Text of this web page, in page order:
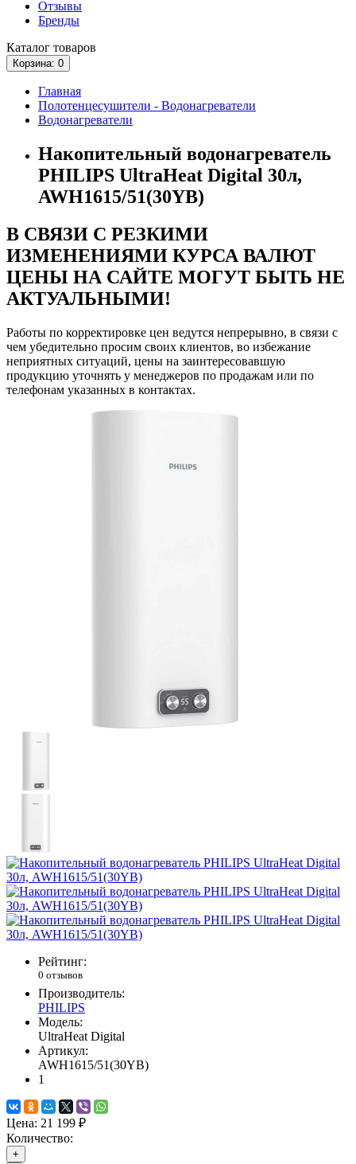
Отзывы
Бренды
Каталог товаров
Корзина: 0
Главная
Полотенцесушители - Водонагреватели
Водонагреватели
Накопительный водонагреватель
PHILIPS UltraHeat Digital 30л,
AWH1615/51(30YB)
В СВЯЗИ С РЕЗКИМИ
ИЗМЕНЕНИЯМИ КУРСА ВАЛЮТ
ЦЕНЫ НА САЙТЕ МОГУТ БЫТЬ НЕ
АКТУАЛЬНЫМИ!
Работы по корректировке цен ведутся непрерывно, в связи с
чем убедительно просим своих клиентов, во избежание
неприятных ситуаций, цены на заинтересовавшую
продукцию уточнять у менеджеров по продажам или по
телефонам указанных в контактах.
Рейтинг:
0 отзывов
Производитель:
PHILIPS
Модель:
UltraHeat Digital
Артикул:
AWH1615/51(30YB)
1
Цена: 21 199 ₽
Количество:
+